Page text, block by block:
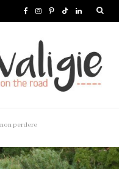
k
I
t
a
P
t
s
T
k
T
L
k
n
perdere